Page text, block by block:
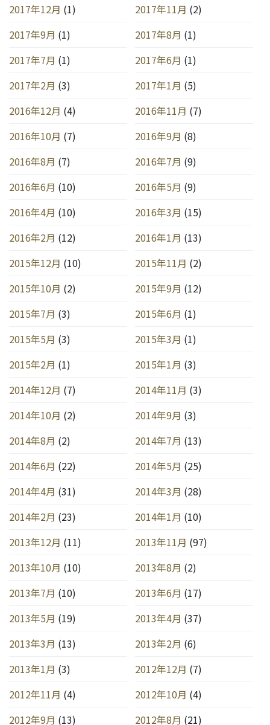
2017年12月 (1) 2017年11月 (2)
2017年9月 (1) 2017年8月 (1)
2017年7月 (1) 2017年6月 (1)
2017年2月 (3) 2017年1月 (5)
2016年12月 (4) 2016年11月 (7)
2016年10月 (7) 2016年9月 (8)
2016年8月 (7) 2016年7月 (9)
2016年6月 (10) 2016年5月 (9)
2016年4月 (10) 2016年3月 (15)
2016年2月 (12) 2016年1月 (13)
2015年12月 (10) 2015年11月 (2)
2015年10月 (2) 2015年9月 (12)
2015年7月 (3) 2015年6月 (1)
2015年5月 (3) 2015年3月 (1)
2015年2月 (1) 2015年1月 (3)
2014年12月 (7) 2014年11月 (3)
2014年10月 (2) 2014年9月 (3)
2014年8月 (2) 2014年7月 (13)
2014年6月 (22) 2014年5月 (25)
2014年4月 (31) 2014年3月 (28)
2014年2月 (23) 2014年1月 (10)
2013年12月 (11) 2013年11月 (97)
2013年10月 (10) 2013年8月 (2)
2013年7月 (10) 2013年6月 (17)
2013年5月 (19) 2013年4月 (37)
2013年3月 (13) 2013年2月 (6)
2013年1月 (3) 2012年12月 (7)
2012年11月 (4) 2012年10月 (4)
2012年9月 (13) 2012年8月 (21)